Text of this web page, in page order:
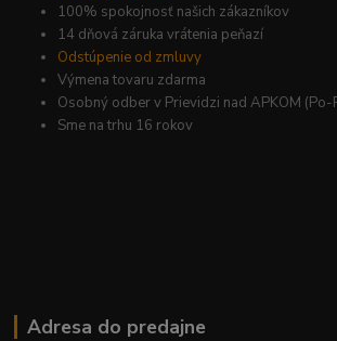
100% spokojnosť našich zákazníkov
14 dňová záruka vrátenia peňazí
Odstúpenie od zmluvy
Výmena tovaru zdarma
Osobný odber v Prievidzi nad APKOM
Sme na trhu 16 rokov
Adresa do predajne